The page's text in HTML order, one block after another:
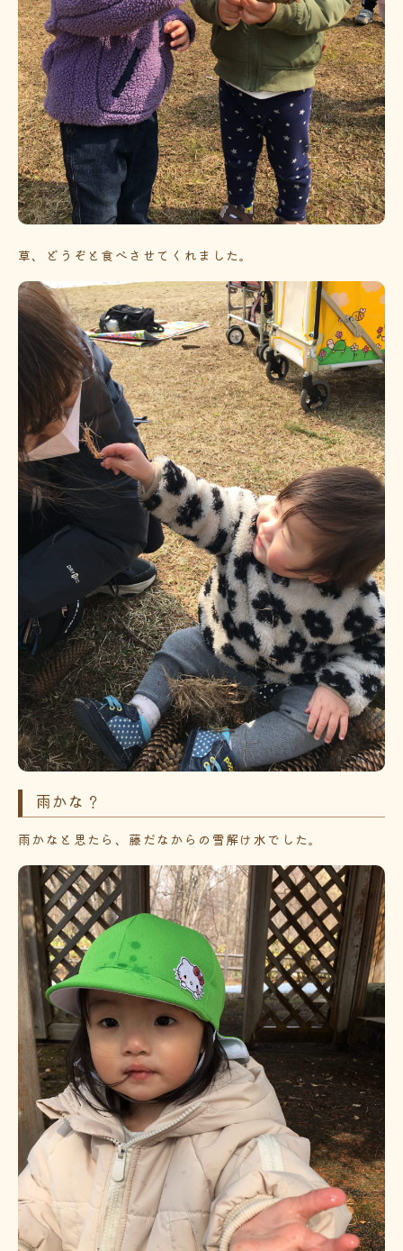
草、どうぞと食べさせてくれました。
雨かな？
雨かなと思たら、藤だなからの雪解け水でした。